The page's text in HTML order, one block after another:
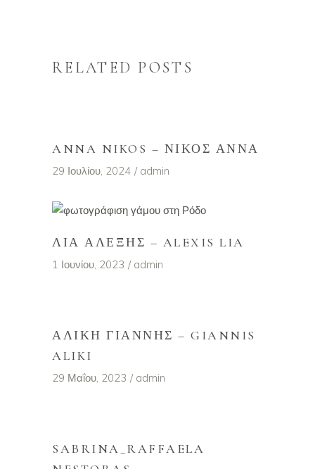
RELATED POSTS
ANNA NIKOS – ΝΊΚΟΣ ΆΝΝΑ
29 Ιουλίου, 2024 admin
ΛΙΑ ΑΛΈΞΗΣ – ALEXIS LIA
1 Ιουνίου, 2023 admin
ΑΛΊΚΗ ΓΙΆΝΝΗΣ – GIANNIS
ALIKI
29 Μαΐου, 2023 admin
SABRINA_RAFFAELA